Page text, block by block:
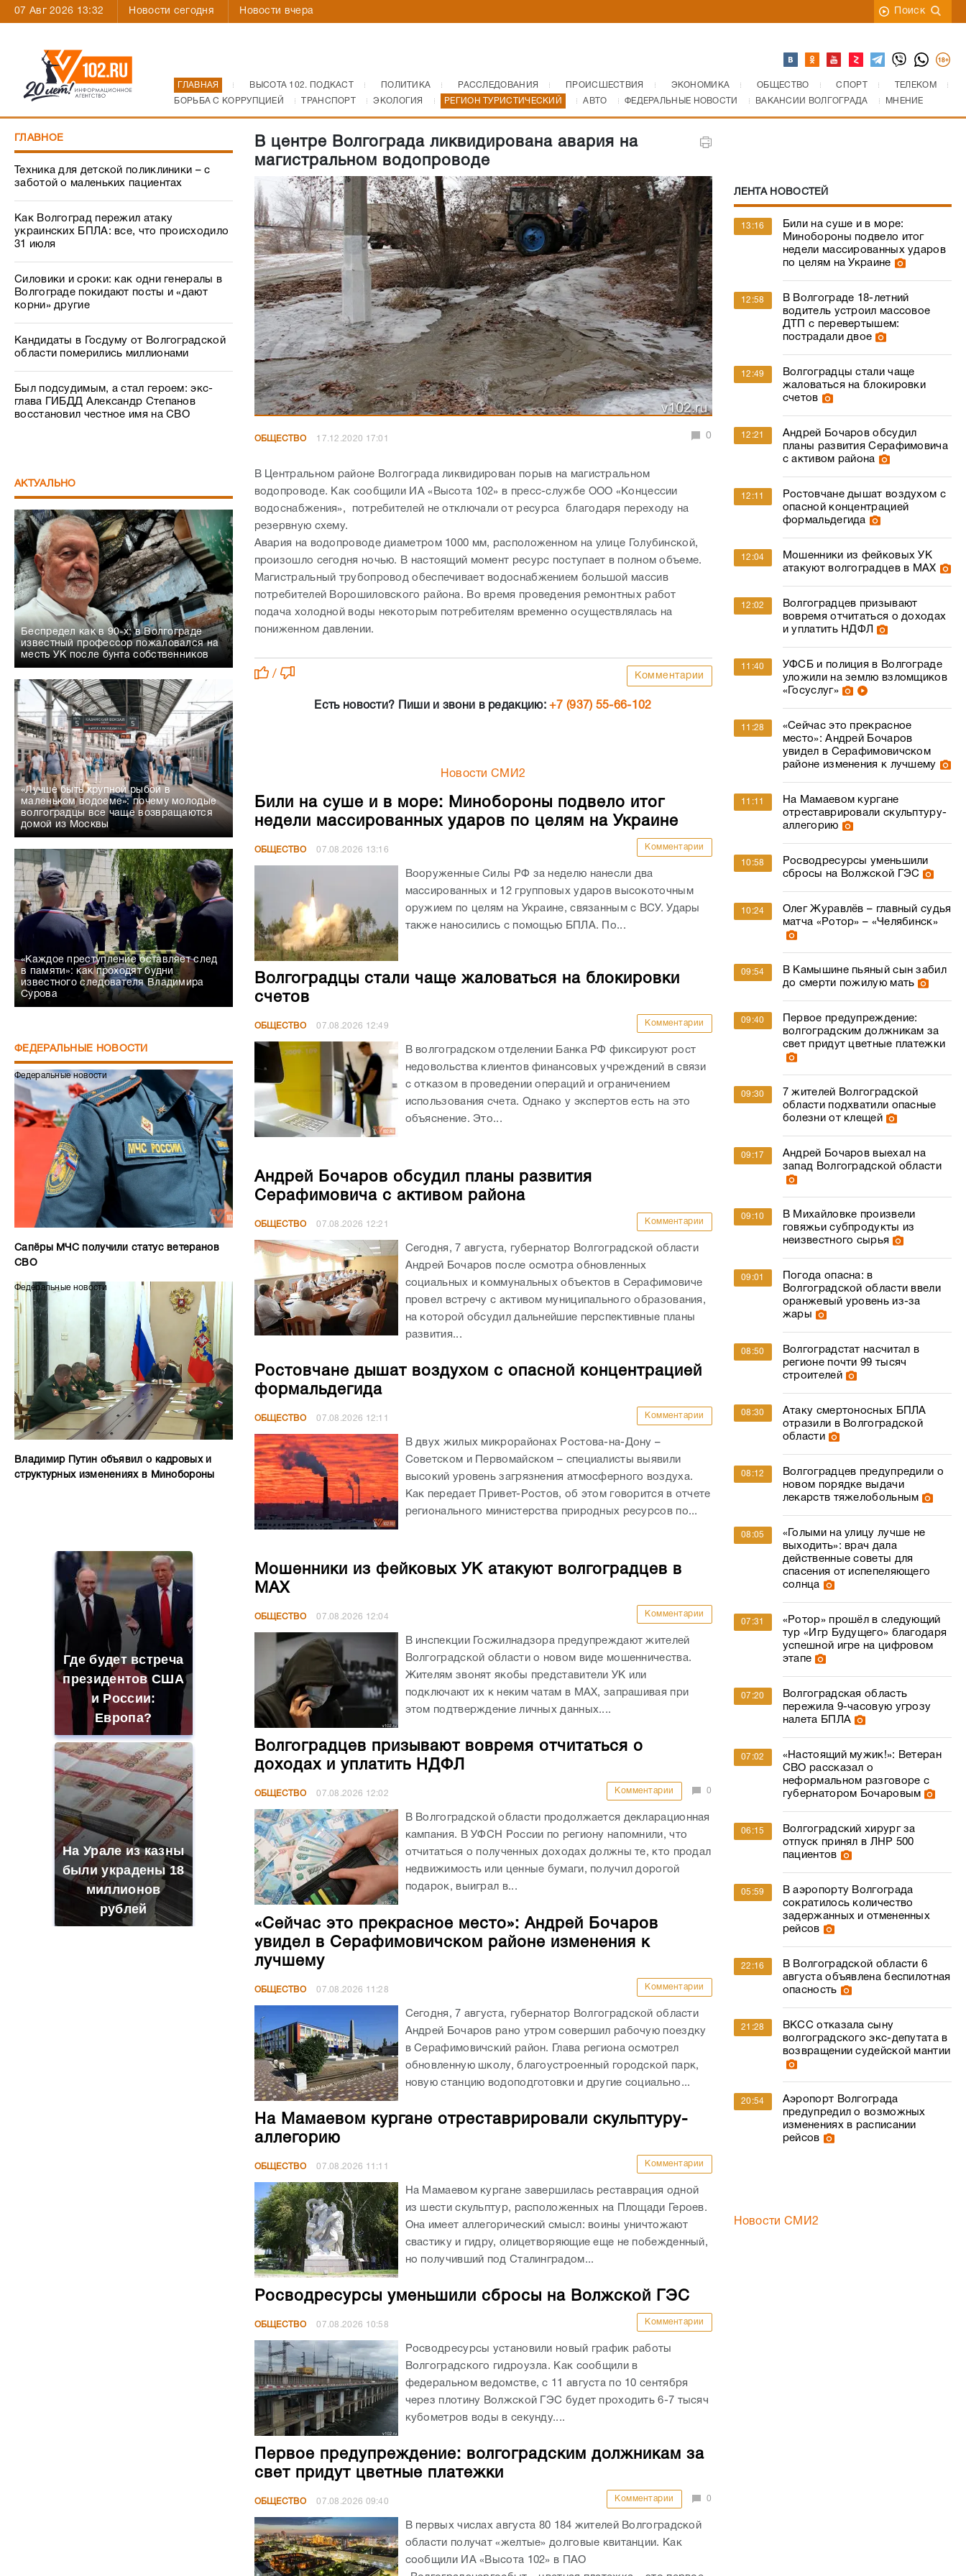
07 Авг 2026 13:32 Новости сегодня Новости вчера Поиск
ГЛАВНАЯ ВЫСОТА 102. ПОДКАСТ ПОЛИТИКА РАССЛЕДОВАНИЯ ПРОИСШЕСТВИЯ ЭКОНОМИКА ОБЩЕСТВО СПОРТ
ТЕЛЕКОМ
БОРЬБА С КОРРУПЦИЕЙ
ТРАНСПОРТ ЭКОЛОГИЯ РЕГИОН ТУРИСТИЧЕСКИЙ АВТО ФЕДЕРАЛЬНЫЕ НОВОСТИ ВАКАНСИИ ВОЛГОГРАДА МНЕНИЕ
ГЛАВНОЕ
Техника для детской поликлиники – с
заботой о маленьких пациентах
Как Волгоград пережил атаку
украинских БПЛА: все, что происходило
31 июля
Силовики и сроки: как одни генералы в
Волгограде покидают посты и «дают
корни» другие
Кандидаты в Госдуму от Волгоградской
области померились миллионами
Был подсудимым, а стал героем: экс-
глава ГИБДД Александр Степанов
восстановил честное имя на СВО
АКТУАЛЬНО
Беспредел как в 90-х: в Волгограде
известный профессор пожаловался на
месть УК после бунта собственников
«Лучше быть крупной рыбой в
маленьком водоеме»: почему молодые
волгоградцы все чаще возвращаются
домой из Москвы
«Каждое преступление оставляет след
в памяти»: как проходят будни
известного следователя Владимира
Сурова
ФЕДЕРАЛЬНЫЕ НОВОСТИ
Федеральные новости
Сапёры МЧС получили статус ветеранов
СВО
Федеральные новости
Владимир Путин объявил о кадровых и
структурных изменениях в Минобороны
Где будет встреча
президентов США
и России:
Европа?
На Урале из казны
были украдены 18
миллионов
рублей
В центре Волгограда ликвидирована авария на
магистральном водопроводе
ОБЩЕСТВО 17.12.2020 17:01 0
В Центральном районе Волгограда ликвидирован порыв на магистральном
водопроводе. Как сообщили ИА «Высота 102» в пресс-службе ООО «Концессии
водоснабжения», потребителей не отключалиот ресурса благодаря переходу на
резервную схему.
Авария на водопроводе диаметром 1000 мм, расположенном на улице Голубинской,
произошло сегодня ночью. В настоящий момент ресурс поступает в полном объеме.
Магистральный трубопровод обеспечивает водоснабжением большой массив
потребителей Ворошиловского района. Во время проведения ремонтных работ
подача холодной воды некоторым потребителям временно осуществлялась на
пониженном давлении.
/ Комментарии
Есть новости? Пиши и звони в редакцию:+7 (937) 55-66-102
Новости СМИ2
Били на суше и в море: Минобороны подвело итог
недели массированных ударов по целям на Украине
ОБЩЕСТВО 07.08.2026 13:16 Комментарии
Вооруженные Силы РФ за неделю нанесли два
массированных и 12 групповых ударов высокоточным
оружием по целям на Украине, связанным с ВСУ. Удары
также наносились с помощью БПЛА. По...
Волгоградцы стали чаще жаловаться на блокировки
счетов
ОБЩЕСТВО 07.08.2026 12:49 Комментарии
В волгоградском отделении Банка РФ фиксируют рост
недовольства клиентов финансовых учреждений в связи
с отказом в проведении операций и ограничением
использования счета. Однако у экспертов есть на это
объяснение. Это...
Андрей Бочаров обсудил планы развития
Серафимовича с активом района
ОБЩЕСТВО 07.08.2026 12:21 Комментарии
Сегодня, 7 августа, губернатор Волгоградской области
Андрей Бочаров после осмотра обновленных
социальных и коммунальных объектов в Серафимовиче
провел встречу с активом муниципального образования,
на которой обсудил дальнейшие перспективные планы
развития...
Ростовчане дышат воздухом с опасной концентрацией
формальдегида
ОБЩЕСТВО 07.08.2026 12:11 Комментарии
В двух жилых микрорайонах Ростова-на-Дону –
Советском и Первомайском – специалисты выявили
высокий уровень загрязнения атмосферного воздуха.
Как передает Привет-Ростов, об этом говорится в отчете
регионального министерства природных ресурсов по...
Мошенники из фейковых УК атакуют волгоградцев в
МАХ
ОБЩЕСТВО 07.08.2026 12:04 Комментарии
В инспекции Госжилнадзора предупреждают жителей
Волгоградской области о новом виде мошенничества.
Жителям звонят якобы представители УК или
подключают их к неким чатам в МАХ, запрашивая при
этом подтверждение личных данных....
Волгоградцев призывают вовремя отчитаться о
доходах и уплатить НДФЛ
ОБЩЕСТВО 07.08.2026 12:02 Комментарии 0
В Волгоградской области продолжается декларационная
кампания. В УФСН России по региону напомнили, что
отчитаться о полученных доходах должны те, кто продал
недвижимость или ценные бумаги, получил дорогой
подарок, выиграл в...
«Сейчас это прекрасное место»: Андрей Бочаров
увидел в Серафимовичском районе изменения к
лучшему
ОБЩЕСТВО 07.08.2026 11:28 Комментарии
Сегодня, 7 августа, губернатор Волгоградской области
Андрей Бочаров рано утром совершил рабочую поездку
в Серафимовичский район. Глава региона осмотрел
обновленную школу, благоустроенный городской парк,
новую станцию водоподготовки и другие социально...
На Мамаевом кургане отреставрировали скульптуру-
аллегорию
ОБЩЕСТВО 07.08.2026 11:11 Комментарии
На Мамаевом кургане завершилась реставрация одной
из шести скульптур, расположенных на Площади Героев.
Она имеет аллегорический смысл: воины уничтожают
свастику и гидру, олицетворяющие еще не побежденный,
но получивший под Сталинградом...
Росводресурсы уменьшили сбросы на Волжской ГЭС
ОБЩЕСТВО 07.08.2026 10:58 Комментарии
Росводресурсы установили новый график работы
Волгоградского гидроузла. Как сообщили в
федеральном ведомстве, с 11 августа по 10 сентября
через плотину Волжской ГЭС будет проходить 6-7 тысяч
кубометров воды в секунду....
Первое предупреждение: волгоградским должникам за
свет придут цветные платежки
ОБЩЕСТВО 07.08.2026 09:40 Комментарии 0
В первых числах августа 80 184 жителей Волгоградской
области получат «желтые» долговые квитанции. Как
сообщили ИА «Высота 102» в ПАО
ЛЕНТА НОВОСТЕЙ
13:16
Били на суше и в море:
Минобороны подвело итог
недели массированных ударов
по целям на Украине
12:58
В Волгограде 18-летний
водитель устроил массовое
ДТП с перевертышем:
пострадали двое
12:49
Волгоградцы стали чаще
жаловаться на блокировки
счетов
12:21
Андрей Бочаров обсудил
планы развития Серафимовича
с активом района
12:11
Ростовчане дышат воздухом с
опасной концентрацией
формальдегида
12:04
Мошенники из фейковых УК
атакуют волгоградцев в МАХ
12:02
Волгоградцев призывают
вовремя отчитаться о доходах
и уплатить НДФЛ
11:40
УФСБ и полиция в Волгограде
уложили на землю взломщиков
«Госуслуг»
11:28
«Сейчас это прекрасное
место»: Андрей Бочаров
увидел в Серафимовичском
районе изменения к лучшему
11:11
На Мамаевом кургане
отреставрировали скульптуру-
аллегорию
10:58
Росводресурсы уменьшили
сбросы на Волжской ГЭС
10:24
Олег Журавлёв – главный судья
матча «Ротор» – «Челябинск»
09:54
В Камышине пьяный сын забил
до смерти пожилую мать
09:40
Первое предупреждение:
волгоградским должникам за
свет придут цветные платежки
09:30
7 жителей Волгоградской
области подхватили опасные
болезни от клещей
09:17
Андрей Бочаров выехал на
запад Волгоградской области
09:10
В Михайловке произвели
говяжьи субпродукты из
неизвестного сырья
09:01
Погода опасна: в
Волгоградской области ввели
оранжевый уровень из-за
жары
08:50
Волгоградстат насчитал в
регионе почти 99 тысяч
строителей
08:30
Атаку смертоносных БПЛА
отразили в Волгоградской
области
08:12
Волгоградцев предупредили о
новом порядке выдачи
лекарств тяжелобольным
08:05
«Голыми на улицу лучше не
выходить»: врач дала
действенные советы для
спасения от испепеляющего
солнца
07:31
«Ротор» прошёл в следующий
тур «Игр Будущего» благодаря
успешной игре на цифровом
этапе
07:20
Волгоградская область
пережила 9-часовую угрозу
налета БПЛА
07:02
«Настоящий мужик!»: Ветеран
СВО рассказал о
неформальном разговоре с
губернатором Бочаровым
06:15
Волгоградский хирург за
отпуск принял в ЛНР 500
пациентов
05:59
В аэропорту Волгограда
сократилось количество
задержанных и отмененных
рейсов
22:16
В Волгоградской области 6
августа объявлена беспилотная
опасность
21:28
ВКСС отказала сыну
волгоградского экс-депутата в
возвращении судейской мантии
20:54
Аэропорт Волгограда
предупредил о возможных
изменениях в расписании
рейсов
Новости СМИ2